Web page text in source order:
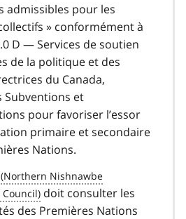
admissibles pour les
» conformément à
D — Services de soutien
de la politique et des
du Canada,
Subventions et
pour favoriser l’essor
primaire et secondaire
Nations.
doit consulter les
des Premières Nations